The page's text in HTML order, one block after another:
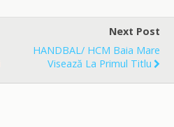
e
Next Post
HANDBAL/ HCM Baia Mare
Visează La Primul Titlu